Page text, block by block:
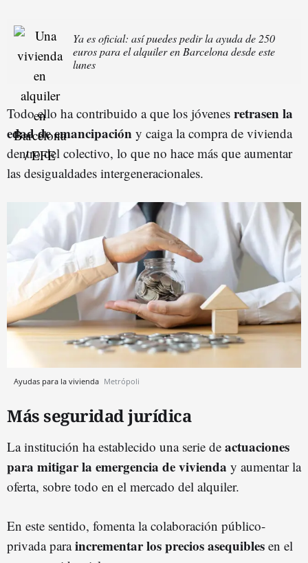
Ya es oficial: así puedes pedir la ayuda de 250
euros para el alquiler en Barcelona desde este
lunes
Todo ello ha contribuido a que los jóvenes retrasen la
edad de emancipación y caiga la compra de vivienda
dentro del colectivo, lo que no hace más que aumentar
las desigualdades intergeneracionales.
Ayudas para la vivienda Metrópoli
Más seguridad jurídica
La institución ha establecido una serie de actuaciones
para mitigar la emergencia de vivienda y aumentar la
oferta, sobre todo en el mercado del alquiler.
En este sentido, fomenta la colaboración público-
privada paraincrementar los precios asequibles en el